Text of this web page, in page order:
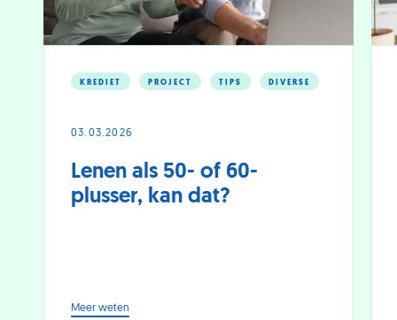
Lenen als 50- of 60-
plusser, kan dat?
03.03.2026
KREDIET PROJECT TIPS DIVERSE
Meer weten